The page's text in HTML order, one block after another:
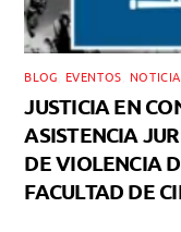
BLOG EVENTOS
JUSTICIA EN
ASISTENCIA
DE VIOLENCIA
FACULTAD DE